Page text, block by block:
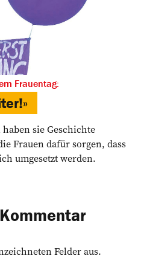
Frauentag:
haben sie Geschichte
Frauen dafür sorgen, dass
umgesetzt werden.
Felder aus.